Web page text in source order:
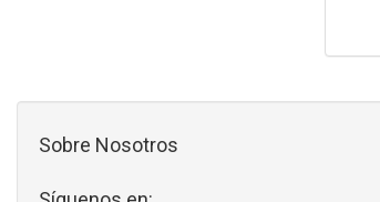
Sobre Nosotros